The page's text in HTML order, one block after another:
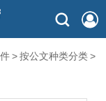
> 按公文种类分类 >